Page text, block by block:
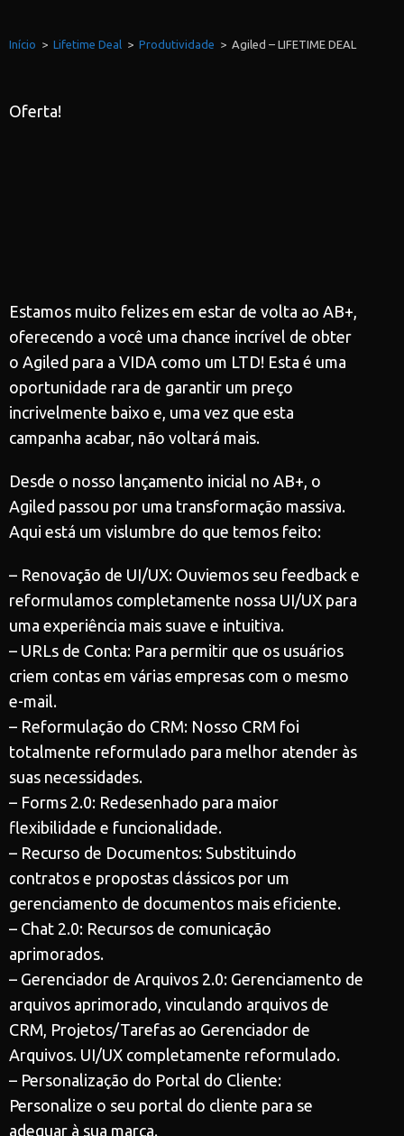
Início > Lifetime Deal > Produtividade > Agiled – LIFETIME DEAL
Oferta!
Estamos muito felizes em estar de volta ao AB+,
oferecendo a você uma chance incrível de obter
o Agiled para a VIDA como um LTD! Esta é uma
oportunidade rara de garantir um preço
incrivelmente baixo e, uma vez que esta
campanha acabar, não voltará mais.
Desde o nosso lançamento inicial no AB+, o
Agiled passou por uma transformação massiva.
Aqui está um vislumbre do que temos feito:
– Renovação de UI/UX: Ouviemos seu feedback e
reformulamos completamente nossa UI/UX para
uma experiência mais suave e intuitiva.
– URLs de Conta: Para permitir que os usuários
criem contas em várias empresas com o mesmo
e-mail.
– Reformulação do CRM: Nosso CRM foi
totalmente reformulado para melhor atender às
suas necessidades.
– Forms 2.0: Redesenhado para maior
flexibilidade e funcionalidade.
– Recurso de Documentos: Substituindo
contratos e propostas clássicos por um
gerenciamento de documentos mais eficiente.
– Chat 2.0: Recursos de comunicação
aprimorados.
– Gerenciador de Arquivos 2.0: Gerenciamento de
arquivos aprimorado, vinculando arquivos de
CRM, Projetos/Tarefas ao Gerenciador de
Arquivos. UI/UX completamente reformulado.
– Personalização do Portal do Cliente:
Personalize o seu portal do cliente para se
adequar à sua marca.